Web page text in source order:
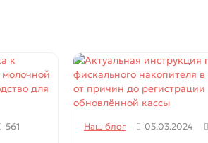
561 Наш блог 05.03.2024